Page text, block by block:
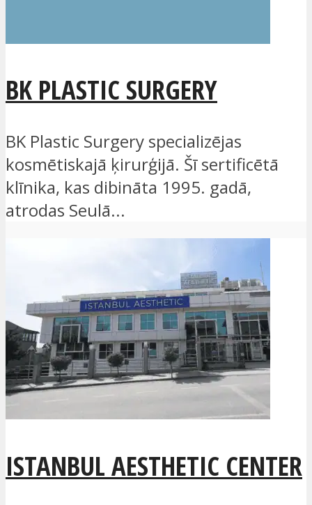
BK PLASTIC SURGERY
BK Plastic Surgery specializējas
kosmētiskajā ķirurģijā. Šī sertificētā
klīnika, kas dibināta 1995. gadā,
atrodas Seulā...
ISTANBUL AESTHETIC CENTER